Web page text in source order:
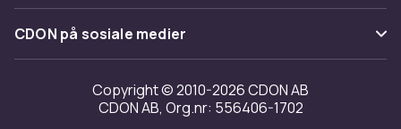
Kundeanmeldelser
Jobbe på CDON
Investor relations
Tilgjengelighet
Merchant Help Center
CDON på sosiale medier
Copyright © 2010-2026 CDON AB
CDON AB, Org.nr: 556406-1702